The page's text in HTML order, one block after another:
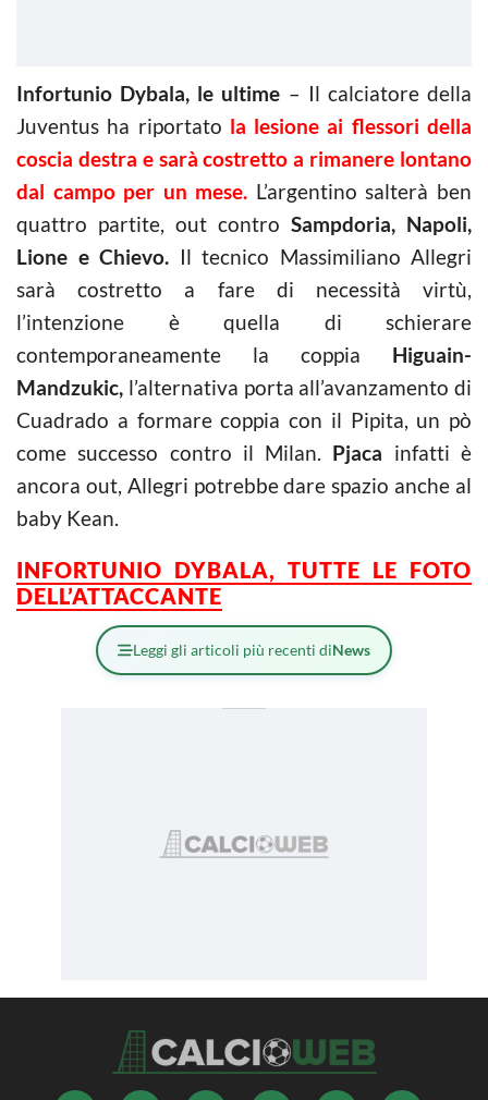
Infortunio Dybala, le ultime – Il calciatore della
Juventus ha riportato la lesione ai flessori della
coscia destra e sarà costretto a rimanere lontano
dal campo per un mese. L’argentino salterà ben
quattro partite, out contro Sampdoria, Napoli,
Lione e Chievo. Il tecnico Massimiliano Allegri
sarà costretto a fare di necessità virtù,
l’intenzione è quella di schierare
contemporaneamente la coppia Higuain-
Mandzukic, l’alternativa porta all’avanzamento di
Cuadrado a formare coppia con il Pipita, un pò
come successo contro il Milan. Pjaca infatti è
ancora out, Allegri potrebbe dare spazio anche al
baby Kean.
INFORTUNIO DYBALA, TUTTE LE FOTO
DELL’ATTACCANTE
Leggi gli articoli più recenti diNews